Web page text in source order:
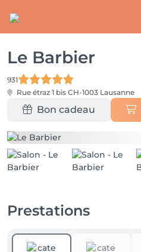
Le Barbier
931
Rue étraz 1 bis CH-1003 Lausanne
Bon cadeau
Prestations